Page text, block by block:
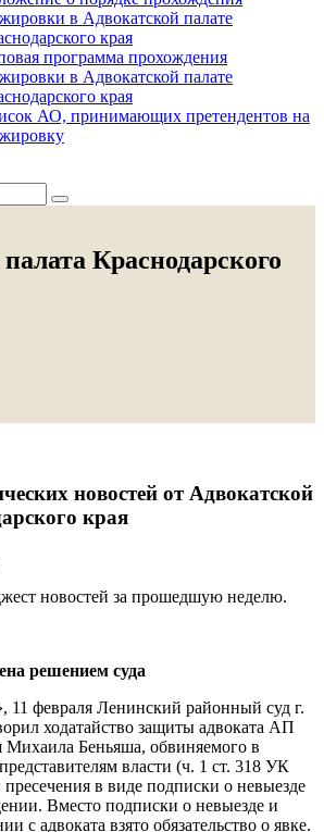
в Адвокатской палате
края
программа прохождения
в Адвокатской палате
края
АО, принимающих претендентов на
Краснодарского
новостей от Адвокатской
края
новостей за прошедшую неделю.
решением суда
11 февраля Ленинский районный суд г.
ходатайство защиты адвоката АП
Михаила Беньяша, обвиняемого в
власти (ч. 1 ст. 318 УК
в виде подписки о невыезде
Вместо подписки о невыезде и
с адвоката взято обязательство о явке.